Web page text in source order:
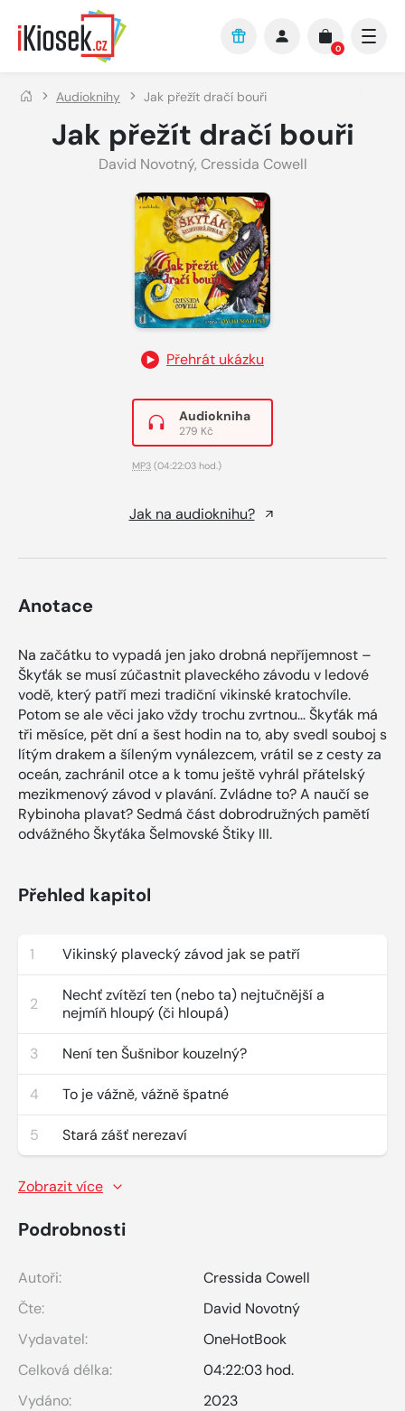
Přejít na hlavní obsah
0
Audioknihy Jak přežít dračí bouři
Jak přežít dračí bouři
David Novotný, Cressida Cowell
Přehrát ukázku
Audiokniha
279 Kč
MP3 (04:22:03 hod.)
Jak na audioknihu?
Anotace
Na začátku to vypadá jen jako drobná nepříjemnost –
Škyťák se musí zúčastnit plaveckého závodu v ledové
vodě, který patří mezi tradiční vikinské kratochvíle.
Potom se ale věci jako vždy trochu zvrtnou… Škyťák má
tři měsíce, pět dní a šest hodin na to, aby svedl souboj s
lítým drakem a šíleným vynálezcem, vrátil se z cesty za
oceán, zachránil otce a k tomu ještě vyhrál přátelský
mezikmenový závod v plavání. Zvládne to? A naučí se
Rybinoha plavat? Sedmá část dobrodružných pamětí
odvážného Škyťáka Šelmovské Štiky III.
Přehled kapitol
1 Vikinský plavecký závod jak se patří
2
Nechť zvítězí ten (nebo ta) nejtučnější a
nejmíň hloupý (či hloupá)
3 Není ten Šušnibor kouzelný?
4 To je vážně, vážně špatné
5 Stará zášť nerezaví
Zobrazit více
Podrobnosti
Autoři:
Cressida Cowell
Čte:
David Novotný
Vydavatel:
OneHotBook
Celková délka:
04:22:03 hod.
Vydáno:
2023